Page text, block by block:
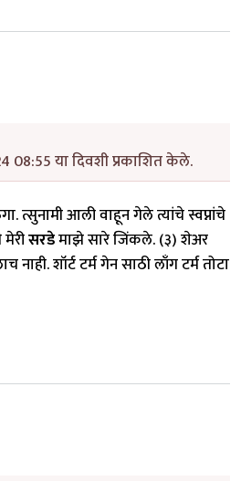
08:55 या दिवशी प्रकाशित केले.
आली वाहून गेले त्यांचे स्वप्नांचे
सरडेमाझे सारे जिंकले. (३) शेअर
शॉर्ट टर्म गेन साठी लाँग टर्म तोटा